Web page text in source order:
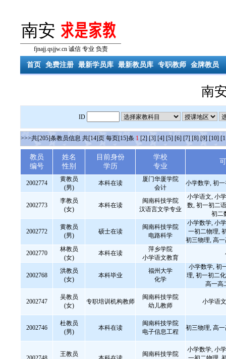
南安
fjnajj.qsjjw.cn 诚信 专业 负责
首页 免费注册 最新学员库 最新教员库 专职教师 金牌教员
南
ID
>>>共[205]条教员信息 共[14]页 每页[15]条 1 [2] [3] [4] [5] [6] [7] [8] [9] [10]
教员
编号
姓名
性别
目前身份
学历
学校
专业
2002774
黄教员
(男)
本科在读
厦门华厦学院
会计
小学数学, 初
2002773
李教员
(女)
本科在读
闽南科技学院
汉语言文学专业
小学语文, 小
数, 初一初二
初二
2002772
黄教员
(男)
硕士在读
闽南科技学院
电路科学
小学数学, 小
一初二物理,
初三物理, 高
2002770
林教员
(女)
本科在读
萍乡学院
小学语文教育
2002768
洪教员
(女)
本科毕业
福州大学
化学
小学数学, 初
理, 初一初二
高一高
2002747
吴教员
(女)
专职培训机构教师
闽南科技学院
幼儿教师
小学语
2002746
杜教员
(男)
本科在读
闽南科技学院
电子信息工程
初三物理, 高
王教员
闽南科技学院
小学数学, 小